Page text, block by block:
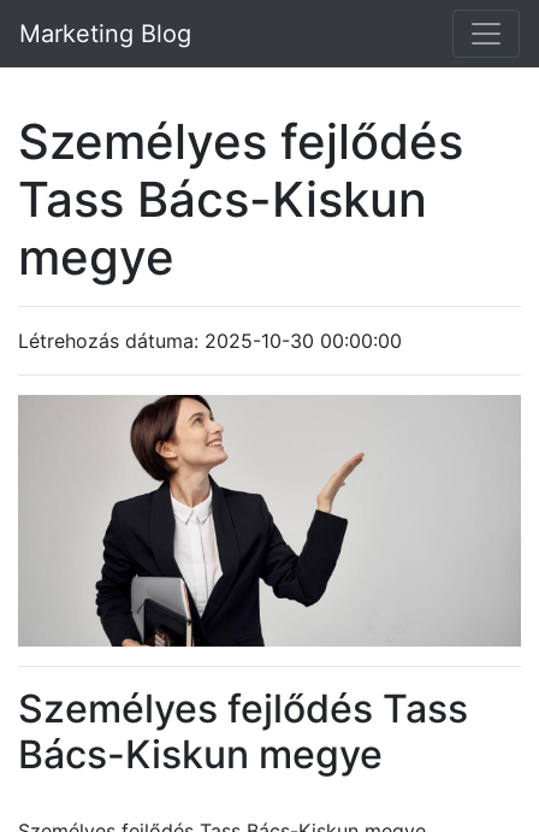
Marketing Blog
Személyes fejlődés
Tass Bács-Kiskun
megye
Létrehozás dátuma: 2025-10-30 00:00:00
Személyes fejlődés Tass
Bács-Kiskun megye